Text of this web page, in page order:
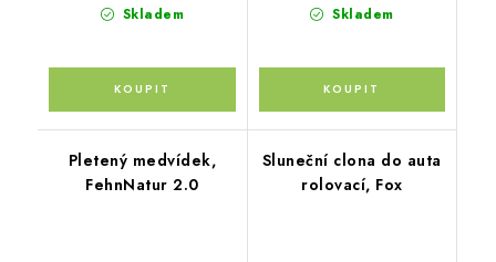
Skladem Skladem
Pletený medvídek,
FehnNatur 2.0
Sluneční clona do auta
rolovací, Fox